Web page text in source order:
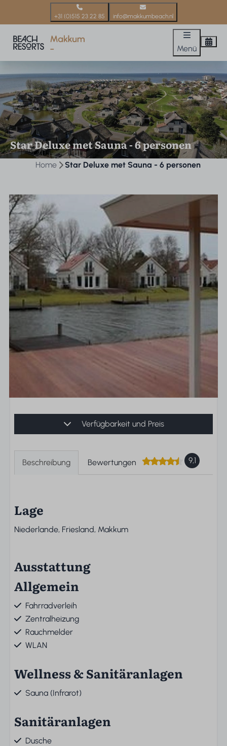
+31 (0)515 23 22 85 info@makkumbeach.nl
Menü
Star Deluxe met Sauna - 6 personen
Home Star Deluxe met Sauna - 6 personen
Verfügbarkeit und Preis
Beschreibung Bewertungen 9,1
Lage
Niederlande, Friesland, Makkum
Ausstattung
Allgemein
Fahrradverleih
Zentralheizung
Rauchmelder
WLAN
Wellness & Sanitäranlagen
Sauna (Infrarot)
Sanitäranlagen
Dusche